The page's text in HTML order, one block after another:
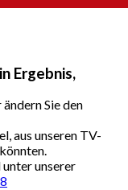
Ergebnis,
Sie den
aus unseren TV-
unserer